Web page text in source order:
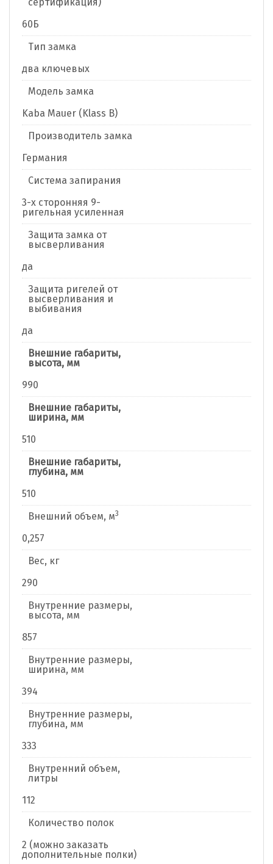
60Б
Тип замка
два ключевых
Модель замка
Kaba Mauer (Klass B)
Производитель замка
Германия
Система запирания
3-х сторонняя 9-
ригельная усиленная
Защита замка от
высверливания
да
Защита ригелей от
высверливания и
выбивания
да
Внешние габариты,
высота, мм
990
Внешние габариты,
ширина, мм
510
Внешние габариты,
глубина, мм
510
Внешний объем, м3
0,257
Вес, кг
290
Внутренние размеры,
высота, мм
857
Внутренние размеры,
ширина, мм
394
Внутренние размеры,
глубина, мм
333
Внутренний объем,
литры
112
Количество полок
2 (можно заказать
дополнительные полки)